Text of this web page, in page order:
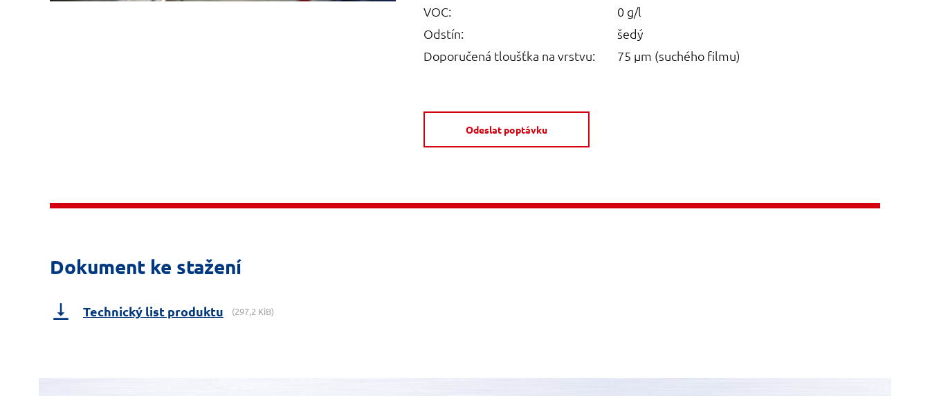
VOC:
0 g/l
Odstín:
šedý
Doporučená tloušťka na vrstvu:
75 µm (suchého filmu)
Odeslat poptávku
Dokument ke stažení
Technický list produktu (297,2 KiB)